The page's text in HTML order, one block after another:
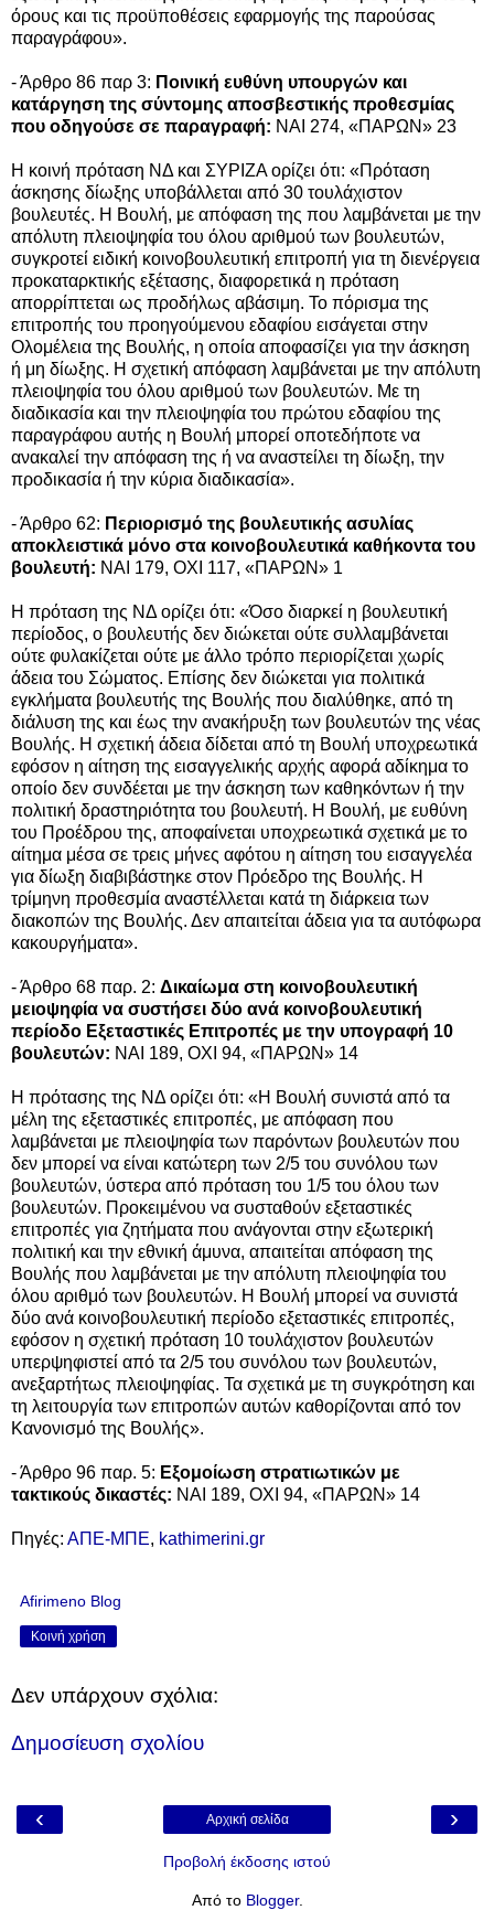
όρους και τις προϋποθέσεις εφαρμογής της παρούσας
παραγράφου».
- Άρθρο 86 παρ 3: Ποινική ευθύνη υπουργών και
κατάργηση της σύντομης αποσβεστικής προθεσμίας
που οδηγούσε σε παραγραφή: ΝΑΙ 274, «ΠΑΡΩΝ» 23
Η κοινή πρόταση ΝΔ και ΣΥΡΙΖΑ ορίζει ότι: «Πρόταση
άσκησης δίωξης υποβάλλεται από 30 τουλάχιστον
βουλευτές. Η Βουλή, με απόφαση της που λαμβάνεται με την
απόλυτη πλειοψηφία του όλου αριθμού των βουλευτών,
συγκροτεί ειδική κοινοβουλευτική επιτροπή για τη διενέργεια
προκαταρκτικής εξέτασης, διαφορετικά η πρόταση
απορρίπτεται ως προδήλως αβάσιμη. Το πόρισμα της
επιτροπής του προηγούμενου εδαφίου εισάγεται στην
Ολομέλεια της Βουλής, η οποία αποφασίζει για την άσκηση
ή μη δίωξης. Η σχετική απόφαση λαμβάνεται με την απόλυτη
πλειοψηφία του όλου αριθμού των βουλευτών. Με τη
διαδικασία και την πλειοψηφία του πρώτου εδαφίου της
παραγράφου αυτής η Βουλή μπορεί οποτεδήποτε να
ανακαλεί την απόφαση της ή να αναστείλει τη δίωξη, την
προδικασία ή την κύρια διαδικασία».
- Άρθρο 62: Περιορισμό της βουλευτικής ασυλίας
αποκλειστικά μόνο στα κοινοβουλευτικά καθήκοντα του
βουλευτή: ΝΑΙ 179, ΟΧΙ 117, «ΠΑΡΩΝ» 1
Η πρόταση της ΝΔ ορίζει ότι: «Όσο διαρκεί η βουλευτική
περίοδος, ο βουλευτής δεν διώκεται ούτε συλλαμβάνεται
ούτε φυλακίζεται ούτε με άλλο τρόπο περιορίζεται χωρίς
άδεια του Σώματος. Επίσης δεν διώκεται για πολιτικά
εγκλήματα βουλευτής της Βουλής που διαλύθηκε, από τη
διάλυση της και έως την ανακήρυξη των βουλευτών της νέας
Βουλής. Η σχετική άδεια δίδεται από τη Βουλή υποχρεωτικά
εφόσον η αίτηση της εισαγγελικής αρχής αφορά αδίκημα το
οποίο δεν συνδέεται με την άσκηση των καθηκόντων ή την
πολιτική δραστηριότητα του βουλευτή. Η Βουλή, με ευθύνη
του Προέδρου της, αποφαίνεται υποχρεωτικά σχετικά με το
αίτημα μέσα σε τρεις μήνες αφότου η αίτηση του εισαγγελέα
για δίωξη διαβιβάστηκε στον Πρόεδρο της Βουλής. Η
τρίμηνη προθεσμία αναστέλλεται κατά τη διάρκεια των
διακοπών της Βουλής. Δεν απαιτείται άδεια για τα αυτόφωρα
κακουργήματα».
- Άρθρο 68 παρ. 2: Δικαίωμα στη κοινοβουλευτική
μειοψηφία να συστήσει δύο ανά κοινοβουλευτική
περίοδο Εξεταστικές Επιτροπές με την υπογραφή 10
βουλευτών: ΝΑΙ 189, ΟΧΙ 94, «ΠΑΡΩΝ» 14
Η πρότασης της ΝΔ ορίζει ότι: «Η Βουλή συνιστά από τα
μέλη της εξεταστικές επιτροπές, με απόφαση που
λαμβάνεται με πλειοψηφία των παρόντων βουλευτών που
δεν μπορεί να είναι κατώτερη των 2/5 του συνόλου των
βουλευτών, ύστερα από πρόταση του 1/5 του όλου των
βουλευτών. Προκειμένου να συσταθούν εξεταστικές
επιτροπές για ζητήματα που ανάγονται στην εξωτερική
πολιτική και την εθνική άμυνα, απαιτείται απόφαση της
Βουλής που λαμβάνεται με την απόλυτη πλειοψηφία του
όλου αριθμό των βουλευτών. Η Βουλή μπορεί να συνιστά
δύο ανά κοινοβουλευτική περίοδο εξεταστικές επιτροπές,
εφόσον η σχετική πρόταση 10 τουλάχιστον βουλευτών
υπερψηφιστεί από τα 2/5 του συνόλου των βουλευτών,
ανεξαρτήτως πλειοψηφίας. Τα σχετικά με τη συγκρότηση και
τη λειτουργία των επιτροπών αυτών καθορίζονται από τον
Κανονισμό της Βουλής».
- Άρθρο 96 παρ. 5: Εξομοίωση στρατιωτικών με
τακτικούς δικαστές: ΝΑΙ 189, ΟΧΙ 94, «ΠΑΡΩΝ» 14
Πηγές: ΑΠΕ-ΜΠΕ, kathimerini.gr
Afirimeno Blog
Κοινή χρήση
Δεν υπάρχουν σχόλια:
Δημοσίευση σχολίου
‹ ›
Αρχική σελίδα
Προβολή έκδοσης ιστού
Από το Blogger.